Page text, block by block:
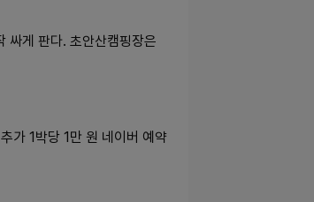
싸게 판다. 초안산캠핑장은
가 1박당 1만 원 네이버 예약